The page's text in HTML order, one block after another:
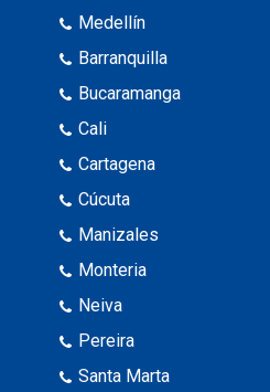
Medellín
Barranquilla
Bucaramanga
Cali
Cartagena
Cúcuta
Manizales
Monteria
Neiva
Pereira
Santa Marta